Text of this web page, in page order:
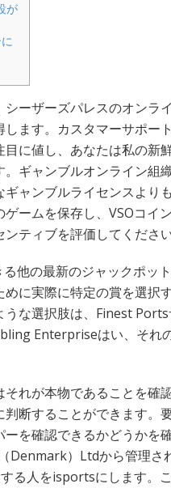
が
ーザーズパレスのオンライ
ます。カスタマーサポー
に値し、あなたは私の新
ギャンブルオンライン組
ャンブルライセンスより
ームを保存し、VSOコイ
ティブを評価してください
他の最新のジャックポッ
に実際に特定の賞を選択
な選択肢は、Finest
Enterpriseはい、それ
れが本物であることを確
断することができます。
を確認できるかどうかを確
）Ltdから管理さ
る人をisportsにします。